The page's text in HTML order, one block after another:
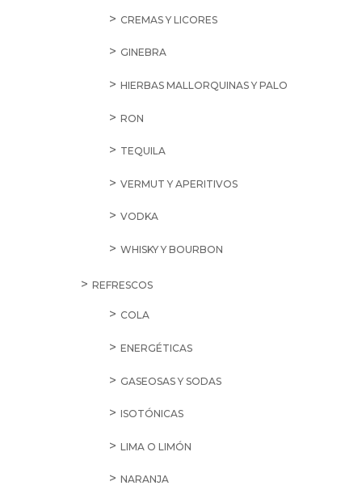
CREMAS Y LICORES
GINEBRA
HIERBAS MALLORQUINAS Y PALO
RON
TEQUILA
VERMUT Y APERITIVOS
VODKA
WHISKY Y BOURBON
REFRESCOS
COLA
ENERGÉTICAS
GASEOSAS Y SODAS
ISOTÓNICAS
LIMA O LIMÓN
NARANJA